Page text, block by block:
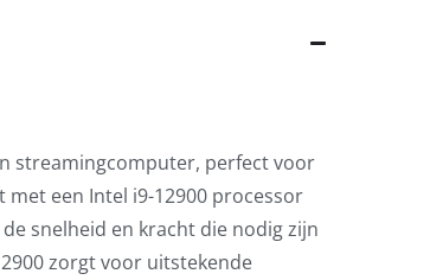
streamingcomputer, perfect voor
een Intel i9-12900 processor
de snelheid en kracht die nodig zijn
zorgt voor uitstekende